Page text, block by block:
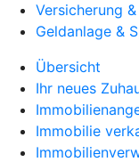
Versicherung
Geldanlage &
Übersicht
Ihr neues
Immobilie